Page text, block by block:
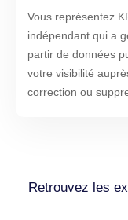
Vous représentez
indépendant qui a
partir de données
votre visibilité
correction ou
Retrouvez les